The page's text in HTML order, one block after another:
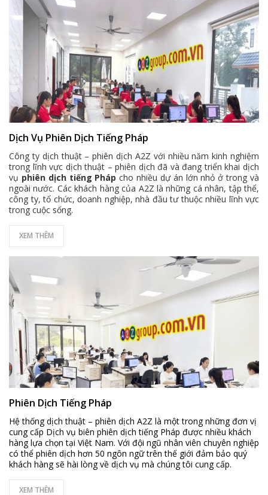
Dịch Vụ Phiên Dịch Tiếng Pháp
Công ty dịch thuật – phiên dịch A2Z với nhiều năm kinh nghiệm
trong lĩnh vực dịch thuật – phiên dịch đã và đang triển khai dịch
vụ phiên dịch tiếng Pháp cho nhiều dự án lớn nhỏ ở trong và
ngoài nước. Các khách hàng của A2Z là những cá nhân, tập thể,
công ty, tổ chức, doanh nghiệp, nhà đầu tư thuộc nhiều lĩnh vực
trong cuộc sống.
XEM THÊM
Phiên Dịch Tiếng Pháp
Hệ thống dịch thuật – phiên dịch A2Z là một trong những đơn vị
cung cấp Dịch vụ biên phiên dịch tiếng Pháp được nhiều khách
hàng lựa chọn tại Việt Nam. Với đội ngũ nhân viên chuyên nghiệp
có thể phiên dịch hơn 50 ngôn ngữ trên thế giới đảm bảo quý
khách hàng sẽ hài lòng về dịch vụ mà chúng tôi cung cấp.
XEM THÊM